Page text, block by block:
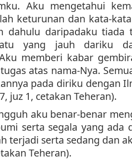
Aku mengetahui
keturunan dan kata-
dahulu daripadaku
yang jauh dariku
memberi kabar
atas nama-Nya.
pada diriku dengan
juz 1, cetakan Teheran).
aku benar-benar
serta segala yang ada
terjadi serta sedang dan
Teheran).